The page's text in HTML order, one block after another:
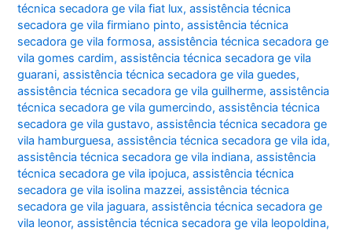
técnica secadora ge vila fiat lux,assistência técnica
secadora ge vila firmiano pinto,assistência técnica
secadora ge vila formosa,assistência técnica secadora ge
vila gomes cardim,assistência técnica secadora ge vila
guarani,assistência técnica secadora ge vila guedes,
assistência técnica secadora ge vila guilherme,assistência
técnica secadora ge vila gumercindo,assistência técnica
secadora ge vila gustavo,assistência técnica secadora ge
vila hamburguesa,assistência técnica secadora ge vila ida,
assistência técnica secadora ge vila indiana,assistência
técnica secadora ge vila ipojuca,assistência técnica
secadora ge vila isolina mazzei,assistência técnica
secadora ge vila jaguara,assistência técnica secadora ge
vila leonor,assistência técnica secadora ge vila leopoldina,